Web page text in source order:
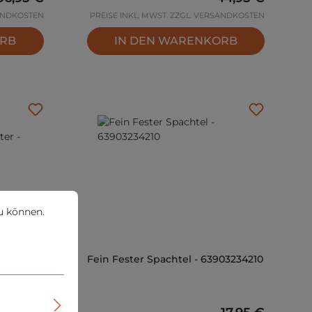
PREISE INKL. MWST. ZZGL. VERSANDKOSTEN
IN DEN WARENKORB
Fein Fester Spachtel - 63903234210
Mehr Informationen ...
können.